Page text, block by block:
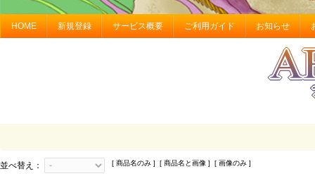
HOME 新規登録 サービス概要 ご利用ガイド お知らせ
並べ替え： [ 商品名のみ ] [ 商品名と画像 ] [ 画像のみ ]